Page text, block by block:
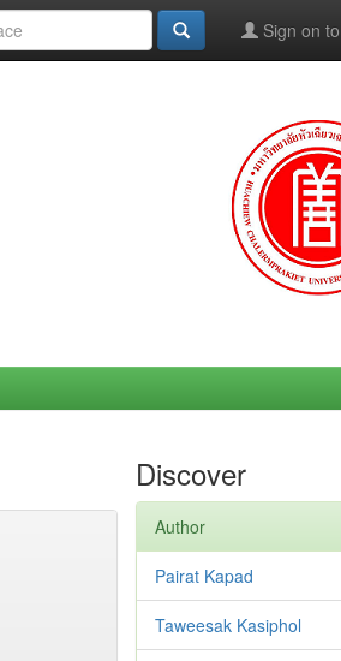
Sign on
Discover
Author
Pairat Kapad
Taweesak Kasiphol